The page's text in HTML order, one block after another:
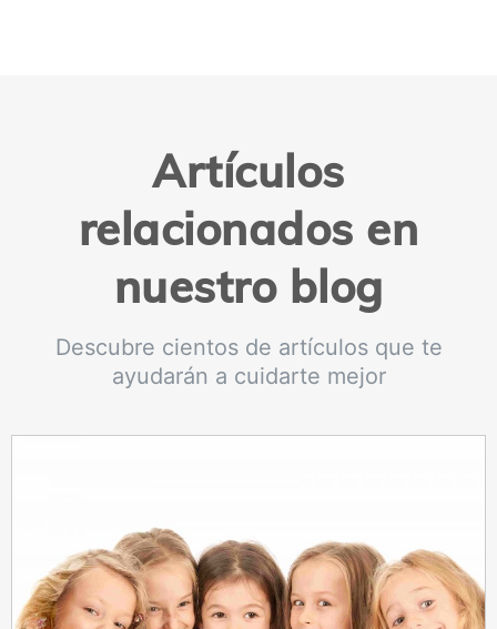
Artículos
relacionados en
nuestro blog
Descubre cientos de artículos que te
ayudarán a cuidarte mejor